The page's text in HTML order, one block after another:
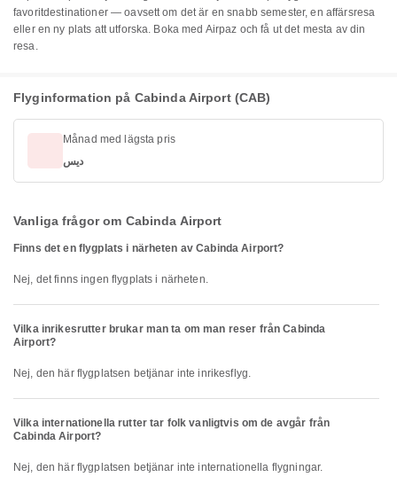
favoritdestinationer — oavsett om det är en snabb semester, en affärsresa
eller en ny plats att utforska. Boka med Airpaz och få ut det mesta av din
resa.
Flyginformation på Cabinda Airport (CAB)
Månad med lägsta pris
ديس
Vanliga frågor om Cabinda Airport
Finns det en flygplats i närheten av Cabinda Airport?
Nej, det finns ingen flygplats i närheten.
Vilka inrikesrutter brukar man ta om man reser från Cabinda
Airport?
Nej, den här flygplatsen betjänar inte inrikesflyg.
Vilka internationella rutter tar folk vanligtvis om de avgår från
Cabinda Airport?
Nej, den här flygplatsen betjänar inte internationella flygningar.